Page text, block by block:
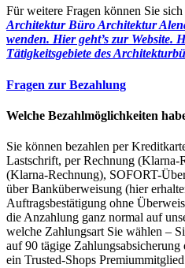
Für weitere Fragen können Sie
Architektur Büro Architektur
wenden. Hier geht’s zur Website.
Tätigkeitsgebiete des
Fragen zur Bezahlung
Welche Bezahlmöglichkeiten
Sie können bezahlen per
Lastschrift, per Rechnung (Klarna-
(Klarna-Rechnung), SOFORT-
über Banküberweisung (hier
Auftragsbestätigung ohne
die Anzahlung ganz normal auf
welche Zahlungsart Sie wählen –
auf 90 tägige
ein Trusted-Shops